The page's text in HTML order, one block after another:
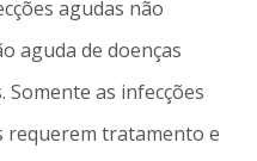
agudas não
aguda de doenças
Somente as infecções
requerem tratamento e